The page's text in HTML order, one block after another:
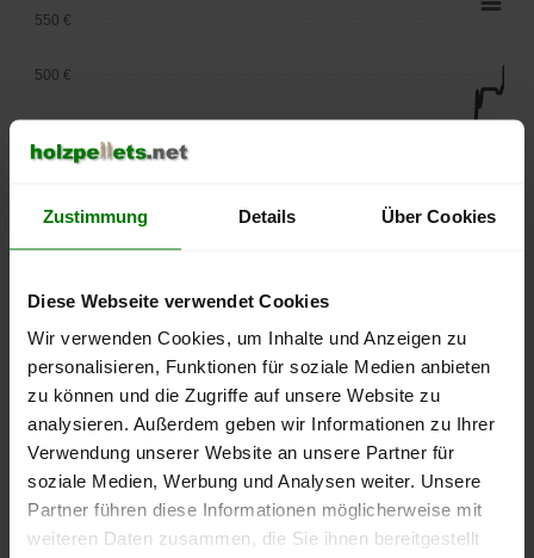
Zustimmung Details Über Cookies
Diese Webseite verwendet Cookies
Wir verwenden Cookies, um Inhalte und Anzeigen zu
personalisieren, Funktionen für soziale Medien anbieten
zu können und die Zugriffe auf unsere Website zu
analysieren. Außerdem geben wir Informationen zu Ihrer
Verwendung unserer Website an unsere Partner für
soziale Medien, Werbung und Analysen weiter. Unsere
Partner führen diese Informationen möglicherweise mit
weiteren Daten zusammen, die Sie ihnen bereitgestellt
lose Ware Sackware
September
Januar
Mai
250 €
300 €
500 €
550 €
Die aktuelle Preisentwicklung für Holzpellets in Deutschland
können Sie jederzeit auf unsererPelletspreise-Seite
nachvollziehen.